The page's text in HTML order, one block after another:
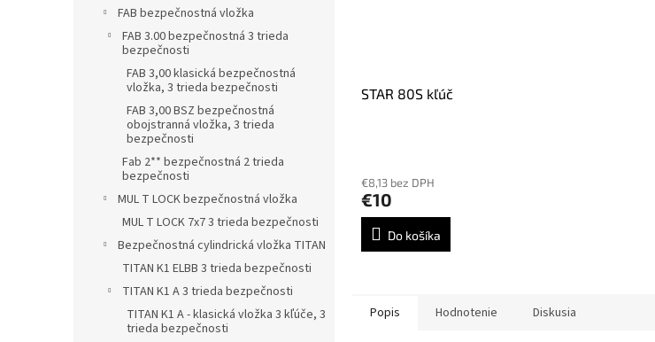
FAB bezpečnostná vložka
FAB 3.00 bezpečnostná 3 trieda
bezpečnosti
FAB 3,00 klasická bezpečnostná
vložka, 3 trieda bezpečnosti
FAB 3,00 BSZ bezpečnostná
obojstranná vložka, 3 trieda
bezpečnosti
Fab 2** bezpečnostná 2 trieda
bezpečnosti
MUL T LOCK bezpečnostná vložka
MUL T LOCK 7x7 3 trieda bezpečnosti
Bezpečnostná cylindrická vložka TITAN
TITAN K1 ELBB 3 trieda bezpečnosti
TITAN K1 A 3 trieda bezpečnosti
TITAN K1 A - klasická vložka 3 kľúče, 3
trieda bezpečnosti
STAR 80S kľúč
€8,13 bez DPH
€10
Do košíka
Popis Hodnotenie Diskusia